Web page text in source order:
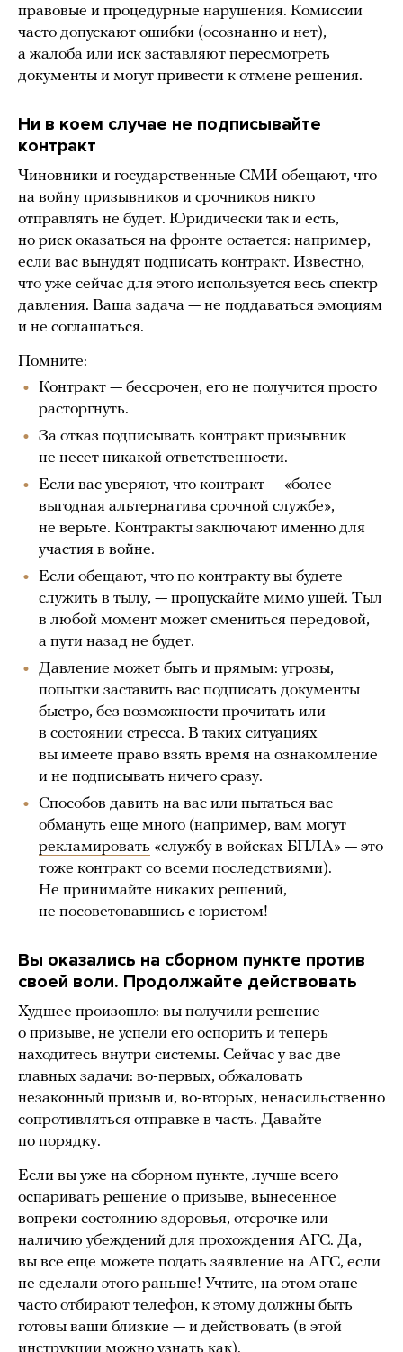
правовые и процедурные нарушения. Комиссии
часто допускают ошибки (осознанно и нет),
а жалоба или иск заставляют пересмотреть
документы и могут привести к отмене решения.
Ни в коем случае не подписывайте
контракт
Чиновники и государственные СМИ обещают, что
на войну призывников и срочников никто
отправлять не будет. Юридически так и есть,
но риск оказаться на фронте остается: например,
если вас вынудят подписать контракт. Известно,
что уже сейчас для этого используется весь спектр
давления. Ваша задача — не поддаваться эмоциям
и не соглашаться.
Помните:
Контракт — бессрочен, его не получится просто
расторгнуть.
За отказ подписывать контракт призывник
не несет никакой ответственности.
Если вас уверяют, что контракт — «более
выгодная альтернатива срочной службе»,
не верьте. Контракты заключают именно для
участия в войне.
Если обещают, что по контракту вы будете
служить в тылу, — пропускайте мимо ушей. Тыл
в любой момент может смениться передовой,
а пути назад не будет.
Давление может быть и прямым: угрозы,
попытки заставить вас подписать документы
быстро, без возможности прочитать или
в состоянии стресса. В таких ситуациях
вы имеете право взять время на ознакомление
и не подписывать ничего сразу.
Способов давить на вас или пытаться вас
обмануть еще много (например, вам могут
рекламировать «службу в войсках БПЛА» — это
тоже контракт со всеми последствиями).
Не принимайте никаких решений,
не посоветовавшись с юристом!
Вы оказались на сборном пункте против
своей воли. Продолжайте действовать
Худшее произошло: вы получили решение
о призыве, не успели его оспорить и теперь
находитесь внутри системы. Сейчас у вас две
главных задачи: во-первых, обжаловать
незаконный призыв и, во-вторых, ненасильственно
сопротивляться отправке в часть. Давайте
по порядку.
Если вы уже на сборном пункте, лучше всего
оспаривать решение о призыве, вынесенное
вопреки состоянию здоровья, отсрочке или
наличию убеждений для прохождения АГС. Да,
вы все еще можете подать заявление на АГС, если
не сделали этого раньше! Учтите, на этом этапе
часто отбирают телефон, к этому должны быть
готовы ваши близкие — и действовать (в этой
инструкции можно узнать как).